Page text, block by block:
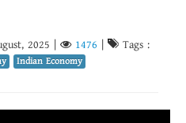
2025 1476 Tags :
Indian Economy